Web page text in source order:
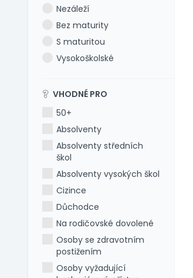
Nezáleží
Bez maturity
S maturitou
Vysokoškolské
VHODNÉ PRO
50+
Absolventy
Absolventy středních
škol
Absolventy vysokých škol
Cizince
Důchodce
Na rodičovské dovolené
Osoby se zdravotním
postižením
Osoby vyžadující